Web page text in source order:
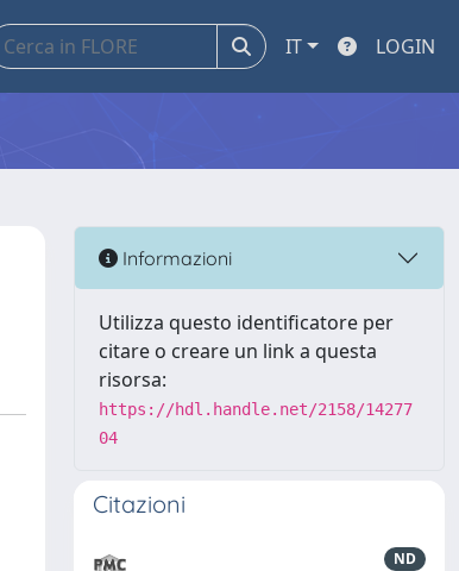
IT LOGIN
Informazioni
Utilizza questo identificatore per
citare o creare un link a questa
risorsa:
https://hdl.handle.net/2158/14277
04
Citazioni
ND